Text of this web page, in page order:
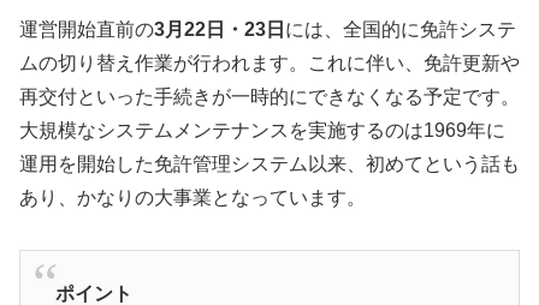
運営開始直前の3月22日・23日 には、全国的に免許システ
ムの切り替え作業が行われます。これに伴い、免許更新や
再交付といった手続きが一時的にできなくなる予定です。
大規模なシステムメンテナンスを実施するのは1969年に
運用を開始した免許管理システム以来、初めてという話も
あり、かなりの大事業となっています。
ポイント